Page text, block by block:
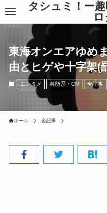
タシュミ！ー
東海オンエアゆめ
由とヒゲや十字架(
エンタメ 芸能系・CM 全記事
ホーム 全記事